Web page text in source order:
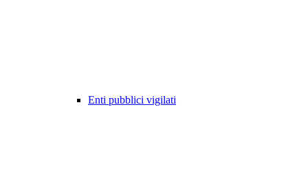
Enti pubblici vigilati